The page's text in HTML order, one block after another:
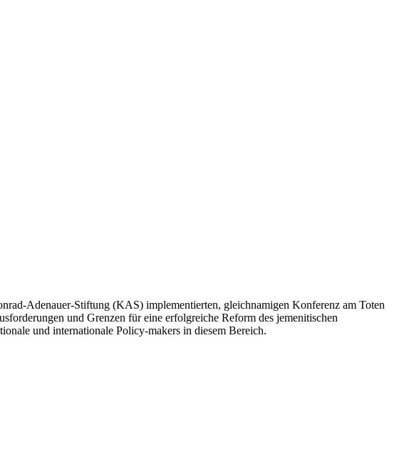
Adenauer-Stiftung (KAS) implementierten, gleichnamigen Konferenz am Toten
und Grenzen für eine erfolgreiche Reform des jemenitischen
und internationale Policy-makers in diesem Bereich.